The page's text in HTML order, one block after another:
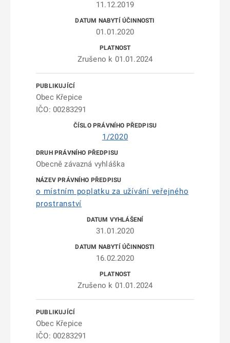
11.12.2019
01.01.2020
Zrušeno k 01.01.2024
Obec Křepice
IČO: 00283291
1/2020
Obecně závazná vyhláška
o místním poplatku za užívání veřejného
prostranství
31.01.2020
16.02.2020
Zrušeno k 01.01.2024
Obec Křepice
IČO: 00283291